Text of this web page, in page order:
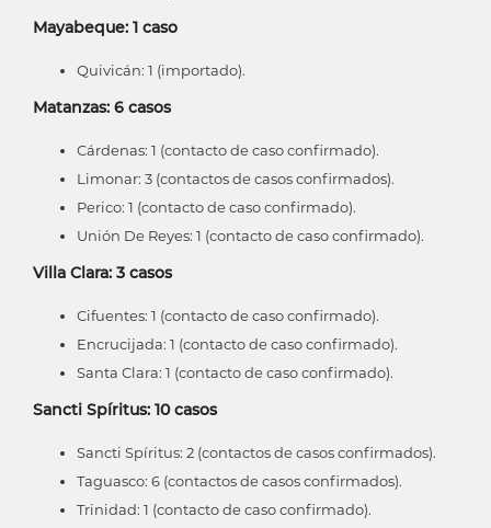
Mayabeque: 1 caso
Quivicán: 1 (importado).
Matanzas: 6 casos
Cárdenas: 1 (contacto de caso confirmado).
Limonar: 3 (contactos de casos confirmados).
Perico: 1 (contacto de caso confirmado).
Unión De Reyes: 1 (contacto de caso confirmado).
Villa Clara: 3 casos
Cifuentes: 1 (contacto de caso confirmado).
Encrucijada: 1 (contacto de caso confirmado).
Santa Clara: 1 (contacto de caso confirmado).
Sancti Spíritus: 10 casos
Sancti Spíritus: 2 (contactos de casos confirmados).
Taguasco: 6 (contactos de casos confirmados).
Trinidad: 1 (contacto de caso confirmado).